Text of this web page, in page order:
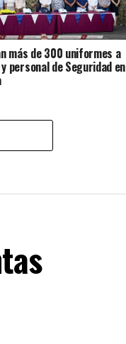
más de 300 uniformes a
personal de Seguridad en